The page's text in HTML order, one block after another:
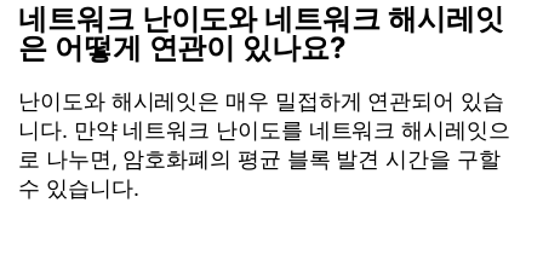
네트워크 난이도와 네트워크 해시레잇
은 어떻게 연관이 있나요?
난이도와 해시레잇은 매우 밀접하게 연관되어 있습
니다. 만약 네트워크 난이도를 네트워크 해시레잇으
로 나누면, 암호화폐의 평균 블록 발견 시간을 구할
수 있습니다.